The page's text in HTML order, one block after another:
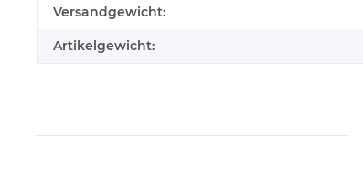
Versandgewicht:
Artikelgewicht: